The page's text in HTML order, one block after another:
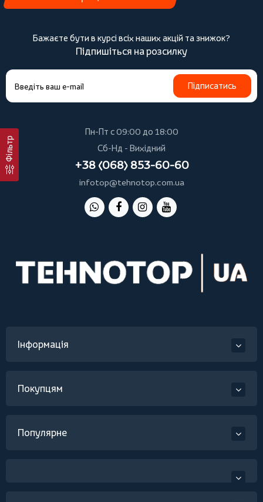
Фільтр
Бажаєте бути в курсі всіх наших акцій та знижок?
Підпишіться на розсилку
Підписатись
Пн-Пт с 09:00 до 18:00
Сб-Нд - Вихідний
+38 (068) 853-60-60
infotop@tehnotop.com.ua
Інформація
Покупцям
Популярне